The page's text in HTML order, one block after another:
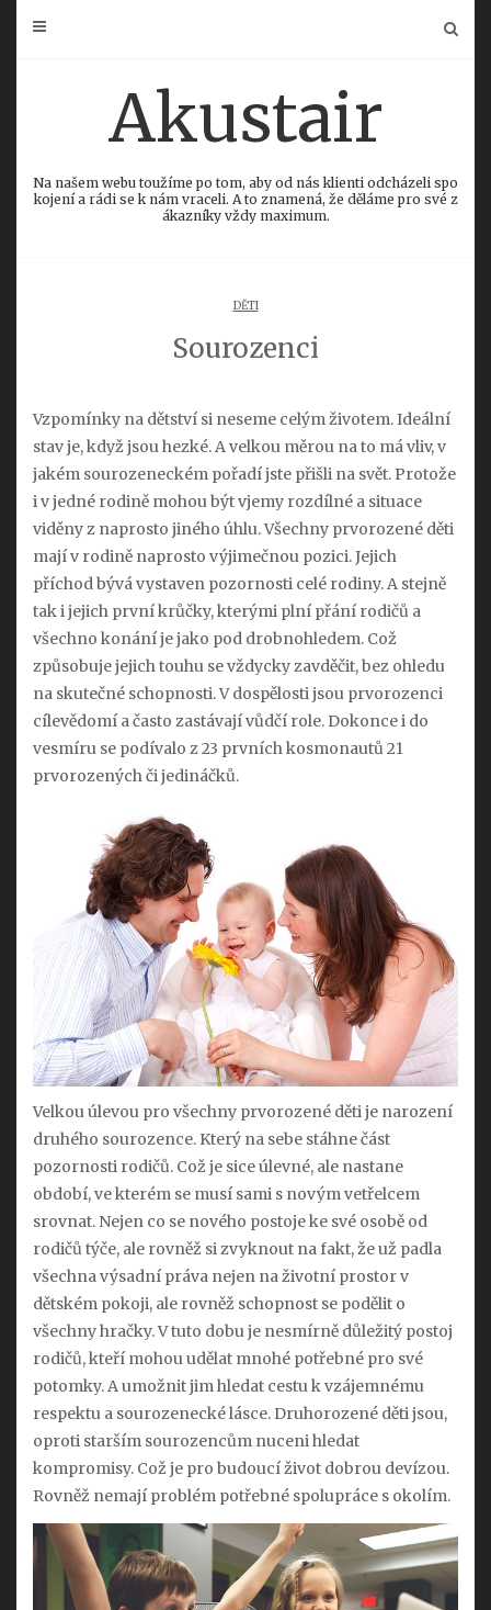
Akustair
Na našem webu toužíme po tom, aby od nás klienti odcházeli spo
kojení a rádi se k nám vraceli. A to znamená, že děláme pro své z
ákazníky vždy maximum.
DĚTI
Sourozenci
Vzpomínky na dětství si neseme celým životem. Ideální
stav je, když jsou hezké. A velkou měrou na to má vliv, v
jakém sourozeneckém pořadí jste přišli na svět. Protože
i v jedné rodině mohou být vjemy rozdílné a situace
viděny z naprosto jiného úhlu. Všechny prvorozené děti
mají v rodině naprosto výjimečnou pozici. Jejich
příchod bývá vystaven pozornosti celé rodiny. A stejně
tak i jejich první krůčky, kterými plní přání rodičů a
všechno konání je jako pod drobnohledem. Což
způsobuje jejich touhu se vždycky zavděčit, bez ohledu
na skutečné schopnosti. V dospělosti jsou prvorozenci
cílevědomí a často zastávají vůdčí role. Dokonce i do
vesmíru se podívalo z 23 prvních kosmonautů 21
prvorozených či jedináčků.
Velkou úlevou pro všechny prvorozené děti je narození
druhého sourozence. Který na sebe stáhne část
pozornosti rodičů. Což je sice úlevné, ale nastane
období, ve kterém se musí sami s novým vetřelcem
srovnat. Nejen co se nového postoje ke své osobě od
rodičů týče, ale rovněž si zvyknout na fakt, že už padla
všechna výsadní práva nejen na životní prostor v
dětském pokoji, ale rovněž schopnost se podělit o
všechny hračky. V tuto dobu je nesmírně důležitý postoj
rodičů, kteří mohou udělat mnohé potřebné pro své
potomky. A umožnit jim hledat cestu k vzájemnému
respektu a sourozenecké lásce. Druhorozené děti jsou,
oproti starším sourozencům nuceni hledat
kompromisy. Což je pro budoucí život dobrou devízou.
Rovněž nemají problém potřebné spolupráce s okolím.